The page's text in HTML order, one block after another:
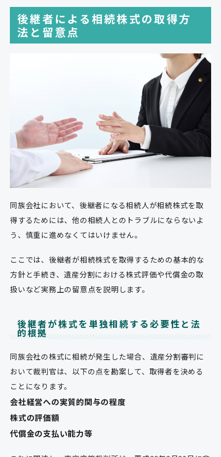
後継者による相続株式の取得方
法と留意点
同族会社において、後継者になる相続人が相続株式を取
得するためには、他の相続人とのトラブルにならないよ
う、慎重に進めなくてはいけません。
ここでは、後継者が相続株式を取得するための基本的な
方針と手続き、遺産分割における株式評価や代償金の取
扱いなど実務上の留意点を説明します。
後継者が株式を単独相続する必要性と法
的根拠
同族会社の株式に相続が発生した場合、遺産分割審判に
おいて裁判官は、以下の点を勘案して、取得者を決める
ことになります。
会社経営への実質的関与の程度
株式の評価額
代償金の支払い能力等